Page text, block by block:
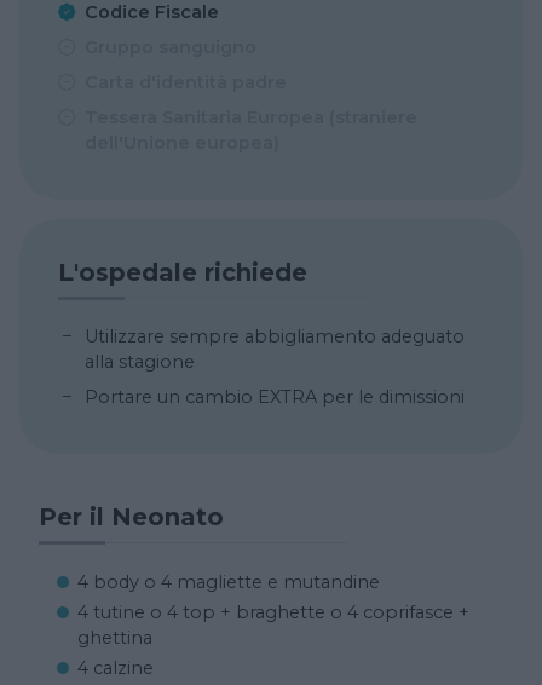
Codice Fiscale
L'ospedale richiede
Utilizzare sempre abbigliamento adeguato
alla stagione
Portare un cambio EXTRA per le dimissioni
Per il Neonato
4 body o 4 magliette e mutandine
4 tutine o 4 top + braghette o 4 coprifasce +
ghettina
4 calzine